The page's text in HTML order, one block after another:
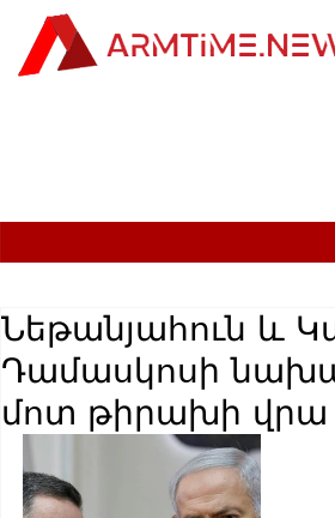
Նեթանյահուն և
Դամասկոսի
մոտ թիրախի